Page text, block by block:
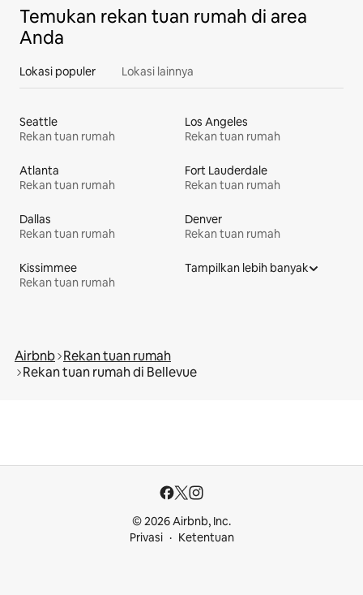
Temukan rekan tuan rumah di area
Anda
Lokasi populer Lokasi lainnya
Seattle
Rekan tuan rumah
Los Angeles
Rekan tuan rumah
Atlanta
Rekan tuan rumah
Fort Lauderdale
Rekan tuan rumah
Dallas
Rekan tuan rumah
Denver
Rekan tuan rumah
Kissimmee
Rekan tuan rumah
Tampilkan lebih banyak
Airbnb Rekan tuan rumah
Rekan tuan rumah di Bellevue
© 2026 Airbnb, Inc.
Privasi
Ketentuan